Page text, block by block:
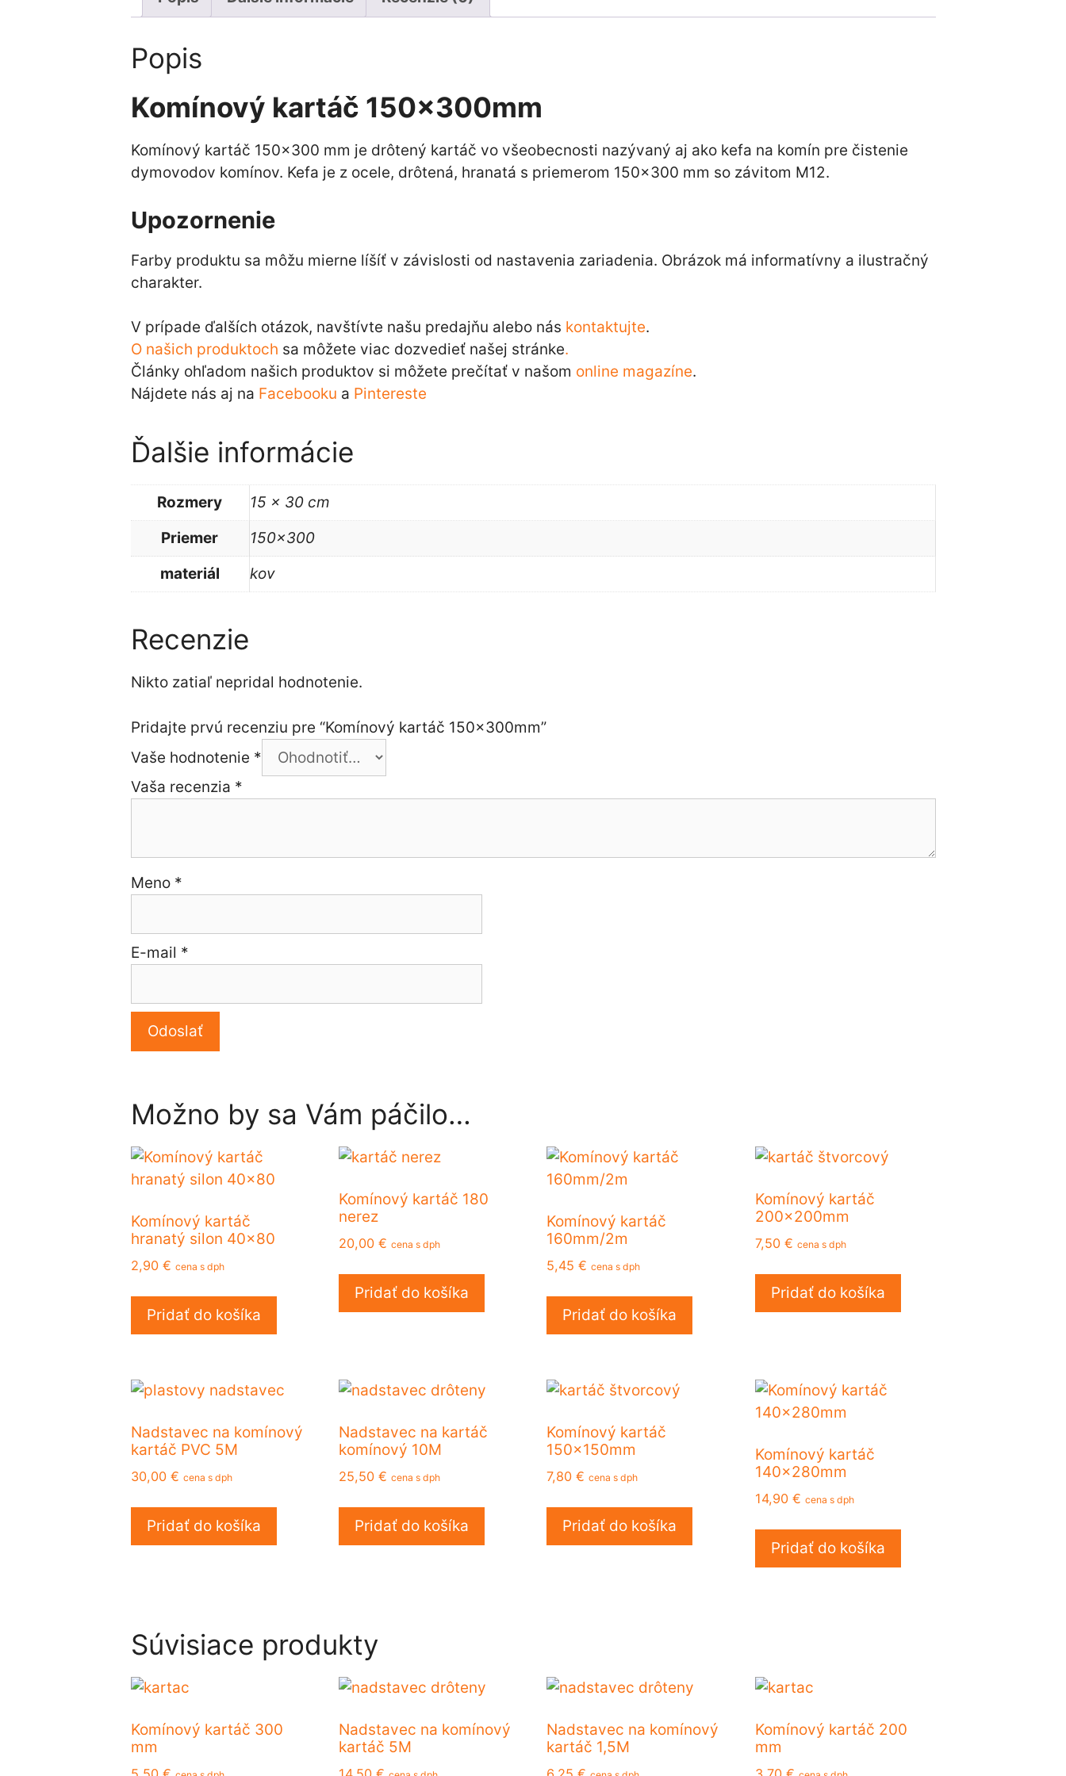
Popis
Komínový kartáč 150x300mm
Komínový kartáč 150×300 mm je drôtený kartáč vo všeobecnosti nazývaný aj ako kefa na komín pre čistenie
dymovodov komínov. Kefa je z ocele, drôtená, hranatá s priemerom 150×300 mm so závitom M12.
Upozornenie
Farby produktu sa môžu mierne líšíť v závislosti od nastavenia zariadenia. Obrázok má informatívny a ilustračný
charakter.
V prípade ďalších otázok, navštívte našu predajňu alebo nás kontaktujte.
O našich produktoch sa môžete viac dozvedieť našej stránke.
Články ohľadom našich produktov si môžete prečítať v našom online magazíne.
Nájdete nás aj na Facebooku a Pintereste
Ďalšie informácie
Rozmery
15 × 30 cm
Priemer
150×300
materiál
kov
Recenzie
Nikto zatiaľ nepridal hodnotenie.
Pridajte prvú recenziu pre “Komínový kartáč 150x300mm”
Vaše hodnotenie *
Vaša recenzia *
Meno *
E-mail *
Možno by sa Vám páčilo…
Komínový kartáč
hranatý silon 40×80
2,90 € cena s dph
Pridať do košíka
Komínový kartáč 180
nerez
20,00 € cena s dph
Pridať do košíka
Komínový kartáč
160mm/2m
5,45€ cena s dph
Pridať do košíka
Komínový kartáč
200x200mm
7,50 € cena s dph
Pridať do košíka
Nadstavec na komínový
kartáč PVC 5M
30,00 € cena s dph
Pridať do košíka
Nadstavec na kartáč
komínový 10M
25,50 € cena s dph
Pridať do košíka
Komínový kartáč
150x150mm
7,80€ cena s dph
Pridať do košíka
Komínový kartáč
140x280mm
14,90 € cena s dph
Pridať do košíka
Súvisiace produkty
Komínový kartáč 300
mm
Nadstavec na komínový
kartáč 5M
Nadstavec na komínový
kartáč 1,5M
Komínový kartáč 200
mm